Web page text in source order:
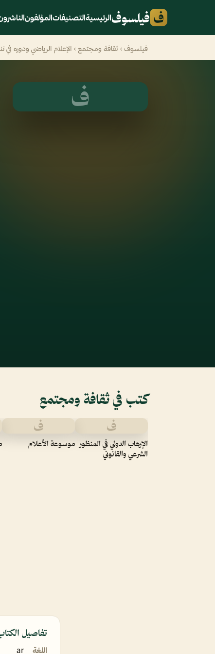
ف فيلسوفالرئيسيةالتصنيفاتالمؤلفون
فيلسوف › ثقافة ومجتمع › الإعلام الرياضي ودوره في
ف
كتب في ثقافة ومجتمع
ف
الإرهاب الدولي في المنظور
الشرعي والقانوني
ف
موسوعة الأعلام
تفاصيل
اللغة ar